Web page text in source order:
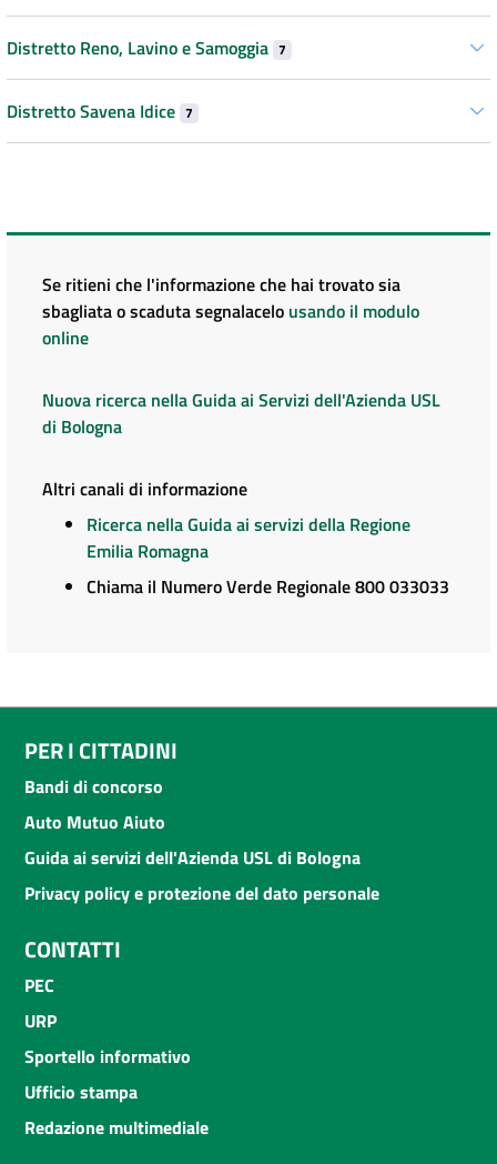
Distretto Reno, Lavino e Samoggia 7
Distretto Savena Idice 7
Se ritieni che l'informazione che hai trovato sia
sbagliata o scaduta segnalacelo usando il modulo
online
Nuova ricerca nella Guida ai Servizi dell'Azienda USL
di Bologna
Altri canali di informazione
Ricerca nella Guida ai servizi della Regione
Emilia Romagna
Chiama il Numero Verde Regionale 800 033033
PER I CITTADINI
Bandi di concorso
Auto Mutuo Aiuto
Guida ai servizi dell'Azienda USL di Bologna
Privacy policy e protezione del dato personale
CONTATTI
PEC
URP
Sportello informativo
Ufficio stampa
Redazione multimediale